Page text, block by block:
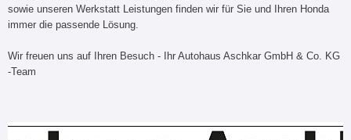
sowie unseren Werkstatt Leistungen finden wir für Sie und Ihren Honda
immer die passende Lösung.
Wir freuen uns auf Ihren Besuch - Ihr Autohaus Aschkar GmbH & Co. KG
-Team